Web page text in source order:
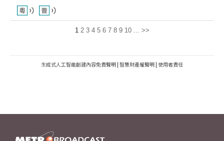
1 2 3 4 5 6 7 8 9 10 ... >>
生成式人工智能創建內容免責聲明 | 智慧財產權聲明 | 使用者責任